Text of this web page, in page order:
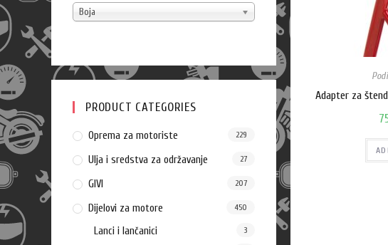
Adapter za
Boja
PRODUCT CATEGORIES
Oprema za motoriste 229
Ulja i sredstva za održavanje 27
GIVI 207
Dijelovi za motore 450
Lanci i lančanici 3